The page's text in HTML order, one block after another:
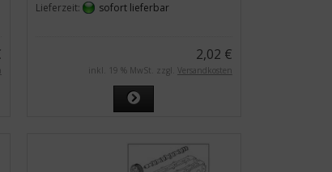
Lieferzeit:
sofort lieferbar
2,02 €
inkl. 19 % MwSt. zzgl. Versandkosten